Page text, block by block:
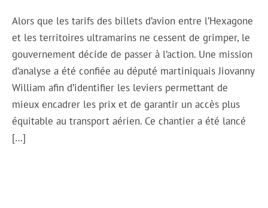
Alors que les tarifs des billets d’avion entre l’Hexagone
et les territoires ultramarins ne cessent de grimper, le
gouvernement décide de passer à l’action. Une mission
d’analyse a été confiée au député martiniquais Jiovanny
William afin d’identifier les leviers permettant de
mieux encadrer les prix et de garantir un accès plus
équitable au transport aérien. Ce chantier a été lancé
[…]